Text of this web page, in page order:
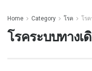
Home Category โรค โร
โรคระบบทางเ